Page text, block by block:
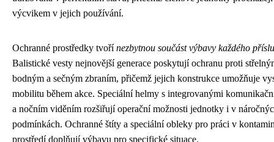
výcvikem v jejich používání.
Ochranné prostředky tvořínezbytnou součást výbavy každého
Balistické vesty nejnovější generace poskytují ochranu proti
bodným a sečným zbraním, přičemž jejich konstrukce umožňuje
mobilitu během akce. Speciální helmy s integrovanými
a nočním viděním rozšiřují operační možnosti jednotky i v
podmínkách. Ochranné štíty a speciální obleky pro práci v
prostředí doplňují výbavu pro specifické situace.